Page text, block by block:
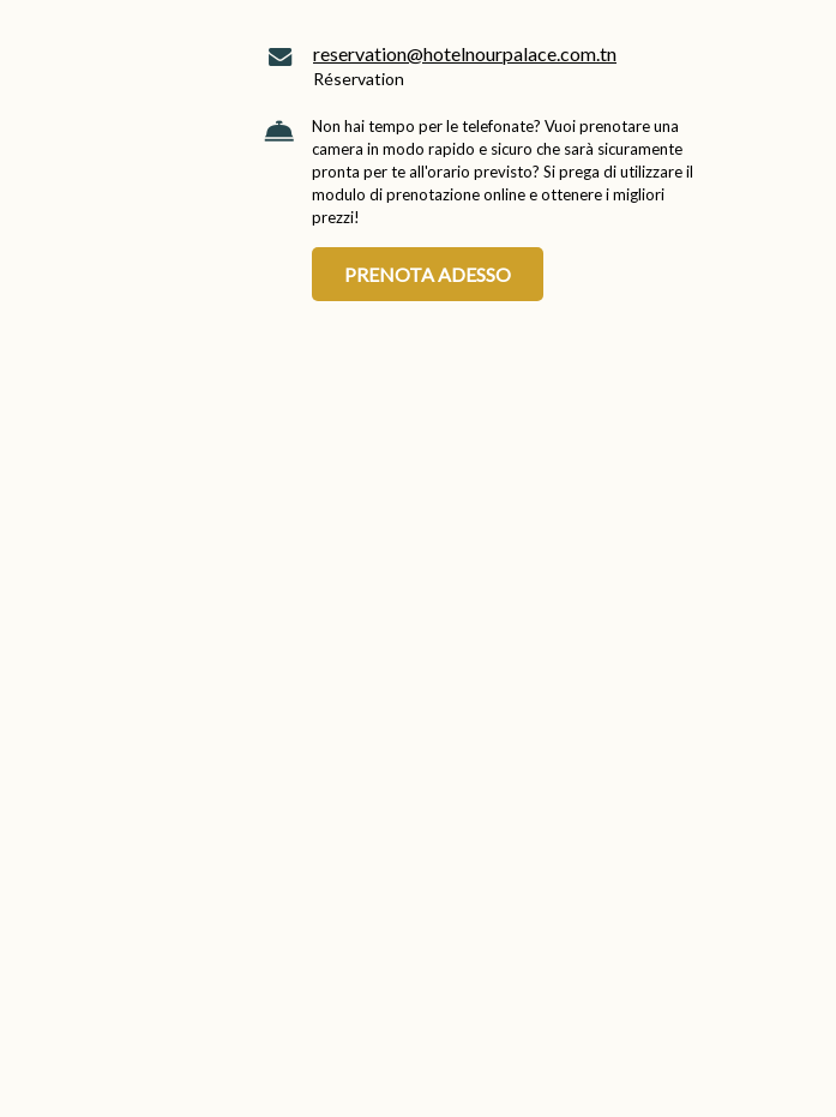
reservation@hotelnourpalace.com.tn
Réservation
Non hai tempo per le telefonate? Vuoi prenotare una
camera in modo rapido e sicuro che sarà sicuramente
pronta per te all'orario previsto? Si prega di utilizzare il
modulo di prenotazione online e ottenere i migliori
prezzi!
PRENOTA ADESSO